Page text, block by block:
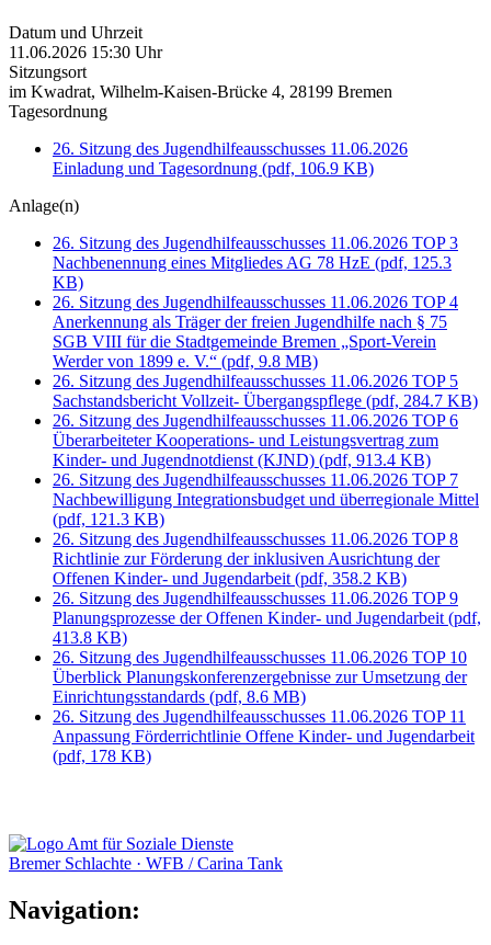
Datum und Uhrzeit
11.06.2026 15:30 Uhr
Sitzungsort
im Kwadrat, Wilhelm-Kaisen-Brücke 4, 28199 Bremen
Tagesordnung
26. Sitzung des Jugendhilfeausschusses 11.06.2026
Einladung und Tagesordnung (pdf, 106.9 KB)
Anlage(n)
26. Sitzung des Jugendhilfeausschusses 11.06.2026 TOP 3
Nachbenennung eines Mitgliedes AG 78 HzE (pdf, 125.3
KB)
26. Sitzung des Jugendhilfeausschusses 11.06.2026 TOP 4
Anerkennung als Träger der freien Jugendhilfe nach § 75
SGB VIII für die Stadtgemeinde Bremen „Sport-Verein
Werder von 1899 e. V.“ (pdf, 9.8 MB)
26. Sitzung des Jugendhilfeausschusses 11.06.2026 TOP 5
Sachstandsbericht Vollzeit- Übergangspflege (pdf, 284.7 KB)
26. Sitzung des Jugendhilfeausschusses 11.06.2026 TOP 6
Überarbeiteter Kooperations- und Leistungsvertrag zum
Kinder- und Jugendnotdienst (KJND) (pdf, 913.4 KB)
26. Sitzung des Jugendhilfeausschusses 11.06.2026 TOP 7
Nachbewilligung Integrationsbudget und überregionale Mittel
(pdf, 121.3 KB)
26. Sitzung des Jugendhilfeausschusses 11.06.2026 TOP 8
Richtlinie zur Förderung der inklusiven Ausrichtung der
Offenen Kinder- und Jugendarbeit (pdf, 358.2 KB)
26. Sitzung des Jugendhilfeausschusses 11.06.2026 TOP 9
Planungsprozesse der Offenen Kinder- und Jugendarbeit (pdf,
413.8 KB)
26. Sitzung des Jugendhilfeausschusses 11.06.2026 TOP 10
Überblick Planungskonferenzergebnisse zur Umsetzung der
Einrichtungsstandards (pdf, 8.6 MB)
26. Sitzung des Jugendhilfeausschusses 11.06.2026 TOP 11
Anpassung Förderrichtlinie Offene Kinder- und Jugendarbeit
(pdf, 178 KB)
Bremer Schlachte · WFB / Carina Tank
Navigation: